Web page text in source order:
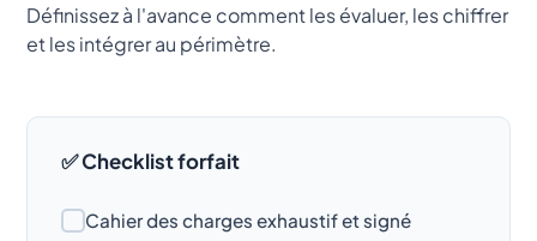
Définissez à l'avance comment les évaluer, les chiffrer
et les intégrer au périmètre.
✅ Checklist forfait
Cahier des charges exhaustif et signé